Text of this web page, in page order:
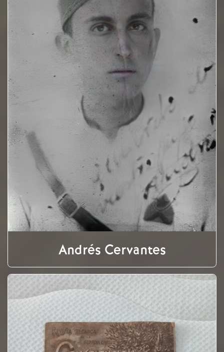
Andrés Cervantes